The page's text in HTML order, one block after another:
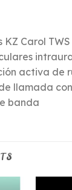
Carol
activa de
llamada
banda